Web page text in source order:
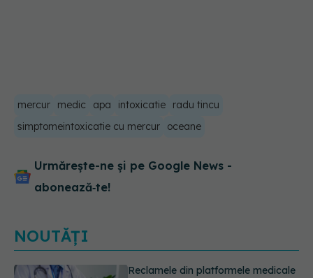
mercur medic apa intoxicatie
radu tincu
simptomeintoxicatie cu mercur
oceane
Urmărește-ne și pe Google News -
abonează‑te!
NOUTĂȚI